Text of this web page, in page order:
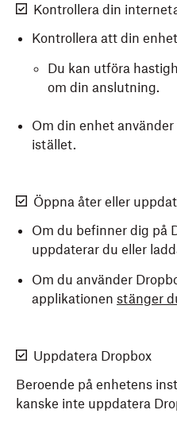
Kontrollera din
Kontrollera att din
Du kan utföra
om din anslutning.
Om din enhet
istället.
Öppna åter eller
Om du befinner dig på
uppdaterar du eller
Om du använder
applikationen stänger
Uppdatera Dropbox
Beroende på enhetens
kanske inte uppdatera